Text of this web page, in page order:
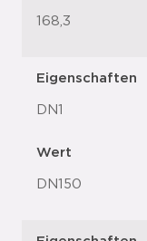
168,3
Eigenschaften
DN1
Wert
DN150